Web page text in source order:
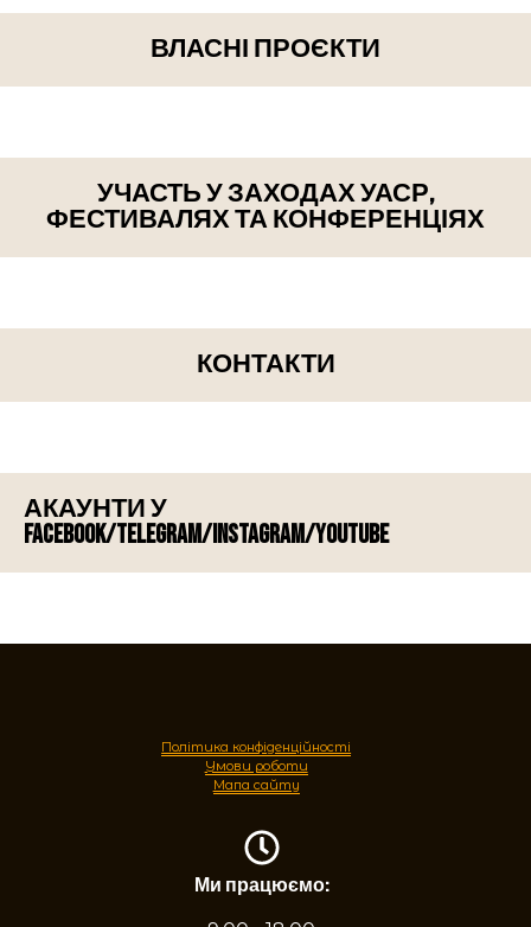
ВЛАСНІ ПРОЄКТИ
УЧАСТЬ У ЗАХОДАХ УАСР,
ФЕСТИВАЛЯХ ТА КОНФЕРЕНЦІЯХ
КОНТАКТИ
АКАУНТИ У
FACEBOOK/TELEGRAM/INSTAGRAM/YOUTUBE
Політика конфіденційності
Умови роботи
Мапа сайту
Ми працюємо: